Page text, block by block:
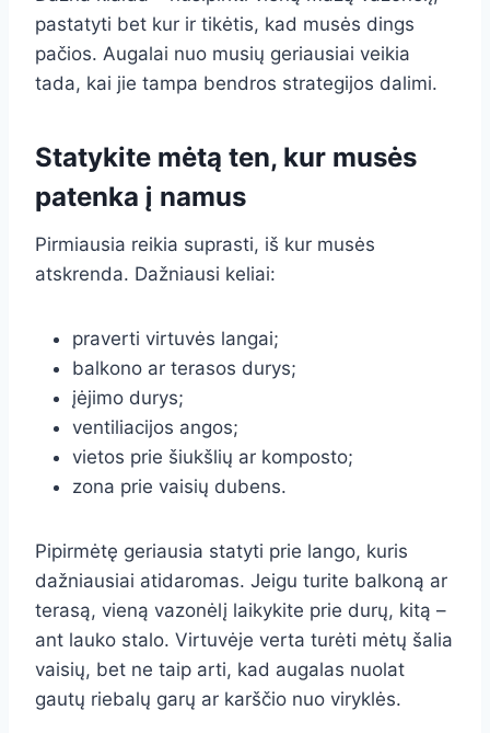
pastatyti bet kur ir tikėtis, kad musės dings
pačios. Augalai nuo musių geriausiai veikia
tada, kai jie tampa bendros strategijos dalimi.
Statykite mėtą ten, kur musės
patenka į namus
Pirmiausia reikia suprasti, iš kur musės
atskrenda. Dažniausi keliai:
praverti virtuvės langai;
balkono ar terasos durys;
įėjimo durys;
ventiliacijos angos;
vietos prie šiukšlių ar komposto;
zona prie vaisių dubens.
Pipirmėtę geriausia statyti prie lango, kuris
dažniausiai atidaromas. Jeigu turite balkoną ar
terasą, vieną vazonėlį laikykite prie durų, kitą –
ant lauko stalo. Virtuvėje verta turėti mėtų šalia
vaisių, bet ne taip arti, kad augalas nuolat
gautų riebalų garų ar karščio nuo viryklės.